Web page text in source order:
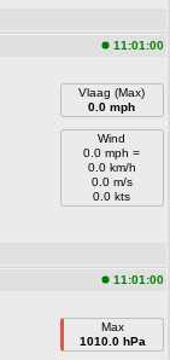
11:01:00
Vlaag (Max)
0.0 mph
Wind
0.0 mph =
0.0 km/h
0.0 m/s
0.0 kts
11:01:00
Max
1010.0 hPa